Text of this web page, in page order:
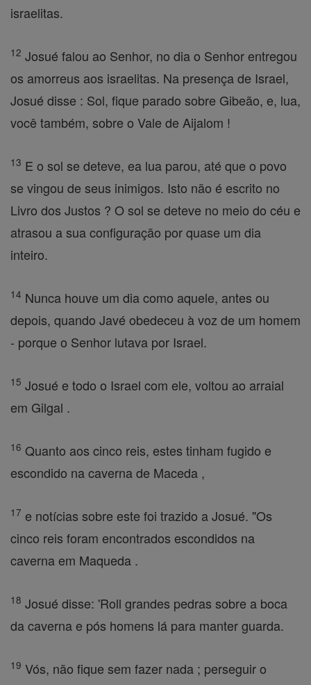
israelitas.
12 Josué falou ao Senhor, no dia o Senhor entregou
os amorreus aos israelitas. Na presença de Israel,
Josué disse : Sol, fique parado sobre Gibeão, e, lua,
você também, sobre o Vale de Aijalom !
13 E o sol se deteve, ea lua parou, até que o povo
se vingou de seus inimigos. Isto não é escrito no
Livro dos Justos ? O sol se deteve no meio do céu e
atrasou a sua configuração por quase um dia
inteiro.
14 Nunca houve um dia como aquele, antes ou
depois, quando Javé obedeceu à voz de um homem
- porque o Senhor lutava por Israel.
15 Josué e todo o Israel com ele, voltou ao arraial
em Gilgal .
16 Quanto aos cinco reis, estes tinham fugido e
escondido na caverna de Maceda ,
17 e notícias sobre este foi trazido a Josué. "Os
cinco reis foram encontrados escondidos na
caverna em Maqueda .
18 Josué disse: 'Roll grandes pedras sobre a boca
da caverna e pós homens lá para manter guarda.
19 Vós, não fique sem fazer nada ; perseguir o